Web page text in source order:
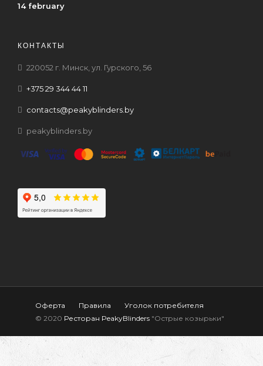
14 february
КОНТАКТЫ
220052 г. Минск, ул. Гурского, 56
+375 29 344 44 11
contacts@peakyblinders.by
peakyblinders.by
Оферта Правила
Уголок потребителя
© 2020 Ресторан PeakyBlinders "Острые козырьки"